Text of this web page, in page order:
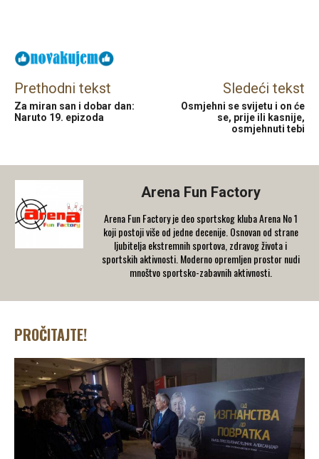
Prethodni tekst
Za miran san i dobar dan:
Naruto 19. epizoda
Sledeći tekst
Osmjehni se svijetu i on će
se, prije ili kasnije,
osmjehnuti tebi
Arena Fun Factory
Arena Fun Factory je deo sportskog kluba Arena No 1
koji postoji više od jedne decenije. Osnovan od strane
ljubitelja ekstremnih sportova, zdravog života i
sportskih aktivnosti. Moderno opremljen prostor nudi
mnoštvo sportsko-zabavnih aktivnosti.
PROČITAJTE!